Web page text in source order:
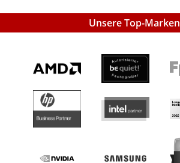
Unsere Top-Marken